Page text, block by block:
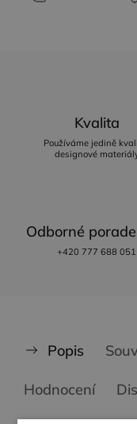
Kvalita
Používáme jedině
designové
Odborné
+420 777 688 051
Popis
Hodnocení